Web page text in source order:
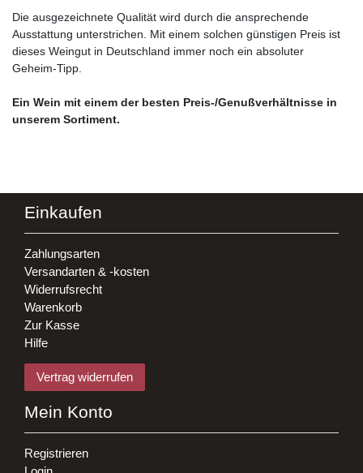
Die ausgezeichnete Qualität wird durch die ansprechende
Ausstattung unterstrichen. Mit einem solchen günstigen Preis ist
dieses Weingut in Deutschland immer noch ein absoluter
Geheim-Tipp.
Ein Wein mit einem der besten Preis-/Genußverhältnisse in
unserem Sortiment.
Einkaufen
Zahlungsarten
Versandarten & -kosten
Widerrufsrecht
Warenkorb
Zur Kasse
Hilfe
Vertrag widerrufen
Mein Konto
Registrieren